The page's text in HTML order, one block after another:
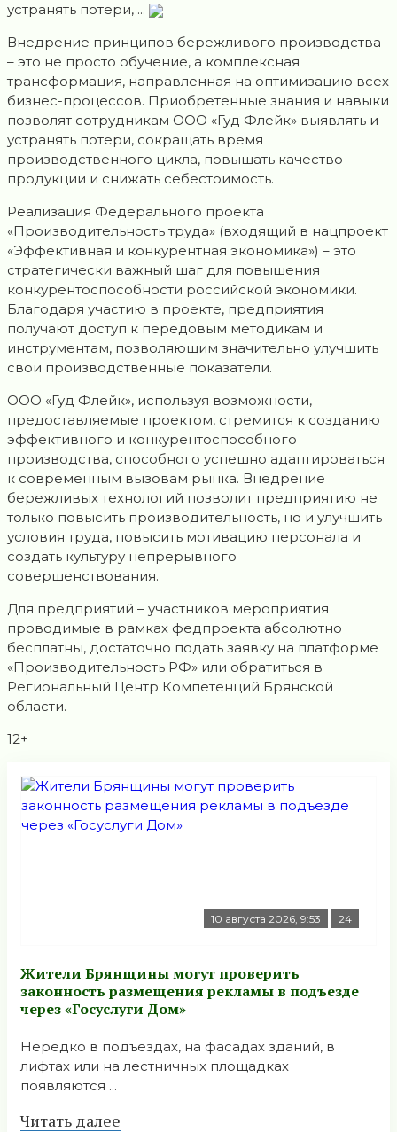
устранять потери, ...
Внедрение принципов бережливого производства
– это не просто обучение, а комплексная
трансформация, направленная на оптимизацию всех
бизнес-процессов. Приобретенные знания и навыки
позволят сотрудникам ООО «Гуд Флейк» выявлять и
устранять потери, сокращать время
производственного цикла, повышать качество
продукции и снижать себестоимость.
Реализация Федерального проекта
«Производительность труда» (входящий в нацпроект
«Эффективная и конкурентная экономика») – это
стратегически важный шаг для повышения
конкурентоспособности российской экономики.
Благодаря участию в проекте, предприятия
получают доступ к передовым методикам и
инструментам, позволяющим значительно улучшить
свои производственные показатели.
ООО «Гуд Флейк», используя возможности,
предоставляемые проектом, стремится к созданию
эффективного и конкурентоспособного
производства, способного успешно адаптироваться
к современным вызовам рынка. Внедрение
бережливых технологий позволит предприятию не
только повысить производительность, но и улучшить
условия труда, повысить мотивацию персонала и
создать культуру непрерывного
совершенствования.
Для предприятий – участников мероприятия
проводимые в рамках федпроекта абсолютно
бесплатны, достаточно подать заявку на платформе
«Производительность РФ» или обратиться в
Региональный Центр Компетенций Брянской
области.
12+
10 августа 2026, 9:53 24
Жители Брянщины могут проверить
законность размещения рекламы в подъезде
через «Госуслуги Дом»
Нередко в подъездах, на фасадах зданий, в
лифтах или на лестничных площадках
появляются ...
Читать далее